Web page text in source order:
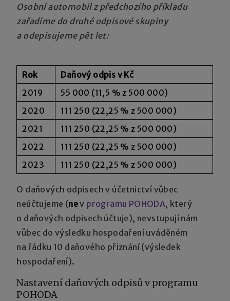
Osobní automobil z předchozího příkladu
zařadíme do druhé odpisové skupiny
a odepisujeme pět let:
Rok
Daňový odpis v Kč
2019
55 000 (11,5 % z 500 000)
2020
111 250 (22,25 % z 500 000)
2021
111 250 (22,25 % z 500 000)
2022
111 250 (22,25 % z 500 000)
2023
111 250 (22,25 % z 500 000)
O daňových odpisech v účetnictví vůbec
neúčtujeme (nev programu POHODA, který
o daňových odpisech účtuje), nevstupují nám
vůbec do výsledku hospodaření uváděném
na řádku 10 daňového přiznání (výsledek
hospodaření).
Nastavení daňových odpisů v programu
POHODA